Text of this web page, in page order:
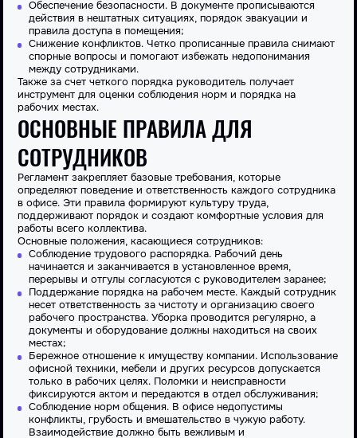
Обеспечение безопасности. Вдокументе прописываются
действия в нештатных ситуациях, порядок эвакуации и
правила доступа в помещения;
Снижение конфликтов. Четко прописанные правила снимают
спорные вопросы и помогают избежать недопонимания
между сотрудниками.
Также за счет четкого порядка руководитель получает
инструмент для оценки соблюдения норм и порядка на
рабочих местах.
ОСНОВНЫЕ ПРАВИЛА ДЛЯ
СОТРУДНИКОВ
Регламент закрепляет базовые требования, которые
определяют поведение и ответственность каждого сотрудника
в офисе. Эти правила формируют культуру труда,
поддерживают порядок и создают комфортные условия для
работы всего коллектива.
Основные положения, касающиеся сотрудников:
Соблюдение трудового распорядка. Рабочий день
начинается и заканчивается в установленное время,
перерывы и отгулы согласуются с руководителем заранее;
Поддержание порядка на рабочем месте. Каждый сотрудник
несет ответственность за чистоту и организацию своего
рабочего пространства.Уборка проводится регулярно, а
документы и оборудование должны находиться на своих
местах;
Бережное отношение к имуществукомпании. Использование
офисной техники, мебели и других ресурсов допускается
только в рабочих целях. Поломки и неисправности
фиксируются актом и передаются в отдел обслуживания;
Соблюдение норм общения. В офисе недопустимы
конфликты, грубость и вмешательство в чужую работу.
Взаимодействие должно быть вежливым и